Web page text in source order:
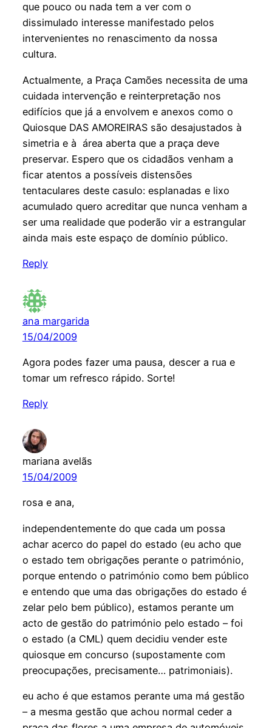
que pouco ou nada tem a ver com o
dissimulado interesse manifestado pelos
intervenientes no renascimento da nossa
cultura.
Actualmente, a Praça Camões necessita de uma
cuidada intervenção e reinterpretação nos
edifícios que já a envolvem e anexos como o
Quiosque DAS AMOREIRAS são desajustados à
simetria e à área aberta que a praça deve
preservar. Espero que os cidadãos venham a
ficar atentos a possíveis distensões
tentaculares deste casulo: esplanadas e lixo
acumulado quero acreditar que nunca venham a
ser uma realidade que poderão vir a estrangular
ainda mais este espaço de domínio público.
Reply
ana margarida
15/04/2009
Agora podes fazer uma pausa, descer a rua e
tomar um refresco rápido. Sorte!
Reply
mariana avelãs
15/04/2009
rosa e ana,
independentemente do que cada um possa
achar acerco do papel do estado (eu acho que
o estado tem obrigações perante o património,
porque entendo o património como bem público
e entendo que uma das obrigações do estado é
zelar pelo bem público), estamos perante um
acto de gestão do património pelo estado – foi
o estado (a CML) quem decidiu vender este
quiosque em concurso (supostamente com
preocupações, precisamente… patrimoniais).
eu acho é que estamos perante uma má gestão
– a mesma gestão que achou normal ceder a